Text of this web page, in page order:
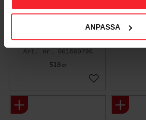
ANPASSA
Konsol 148,
300x350mm, Vit, 10st,
Habo 17749
001680790
518 KR
Lägg till i favoriter
Konsol